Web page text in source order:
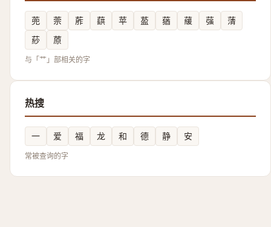
蔸 萗 葄 蕻 苹 萾 蕕 藧 蔃
蔳
䔋
蒝
与「艹」部相关的字
热搜
一 爱 福 龙 和 德 静 安
常被查询的字